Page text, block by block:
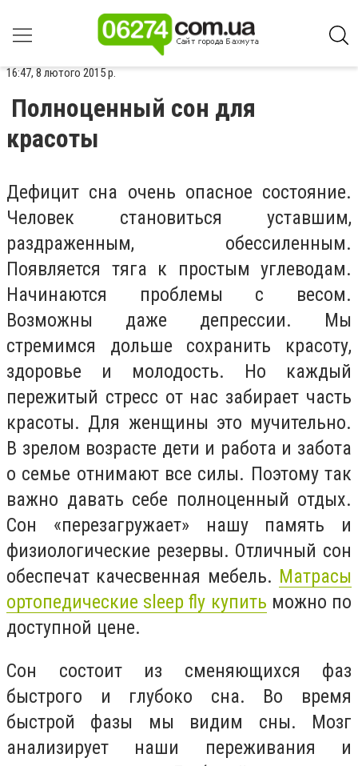
16:47, 8 лютого 2015 р.
Полноценный сон для
красоты
Дефицит сна очень опасное состояние.
Человек становиться уставшим,
раздраженным, обессиленным.
Появляется тяга к простым углеводам.
Начинаются проблемы с весом.
Возможны даже депрессии. Мы
стремимся дольше сохранить красоту,
здоровье и молодость. Но каждый
пережитый стресс от нас забирает часть
красоты. Для женщины это мучительно.
В зрелом возрасте дети и работа и забота
о семье отнимают все силы. Поэтому так
важно давать себе полноценный отдых.
Сон «перезагружает» нашу память и
физиологические резервы. Отличный сон
обеспечат качесвенная мебель. Матрасы
ортопедические sleep fly купить можно по
доступной цене.
Сон состоит из сменяющихся фаз
быстрого и глубоко сна. Во время
быстрой фазы мы видим сны. Мозг
анализирует наши переживания и